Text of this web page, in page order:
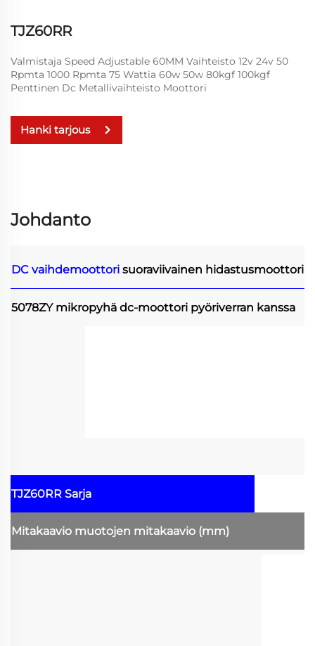
TJZ60RR
Valmistaja Speed Adjustable 60MM Vaihteisto 12v 24v 50
Rpmta 1000 Rpmta 75 Wattia 60w 50w 80kgf 100kgf
Penttinen Dc Metallivaihteisto Moottori
Hanki tarjous
Johdanto
DC vaihdemoottori suoraviivainen hidastusmoottori
5078ZY mikropyhä dc-moottori pyöriverran kanssa
TJZ60RR Sarja
Mitakaavio muotojen mitakaavio (mm)